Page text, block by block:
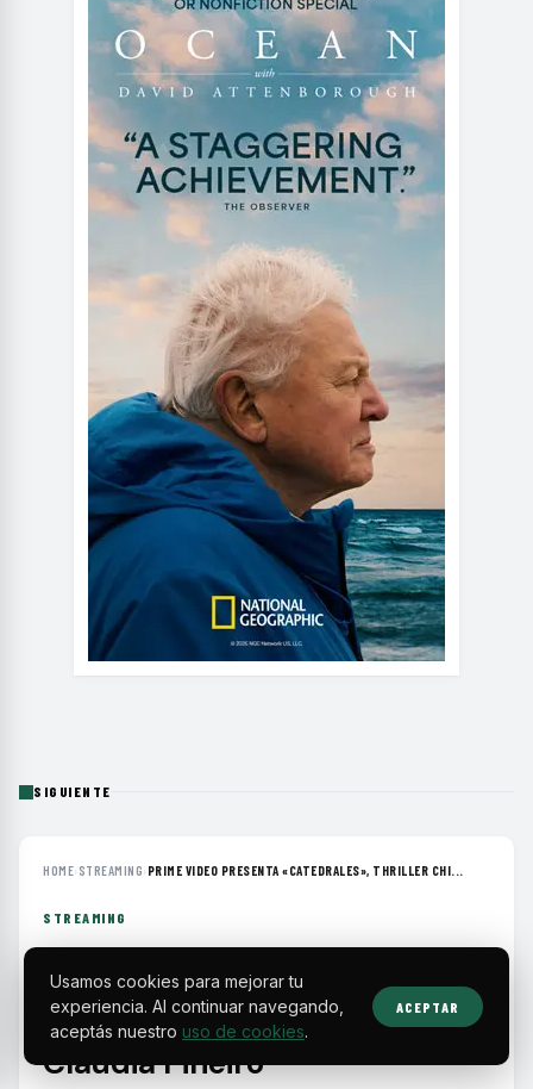
SIGUIENTE
HOME› STREAMING› PRIME VIDEO PRESENTA «CATEDRALES», THRILLER CHI...
STREAMING
«Catedrales», thriller chileno
basado en la novela de
Claudia Piñeiro
Usamos cookies para mejorar tu
experiencia. Al continuar navegando,
aceptás nuestro uso de cookies.
ACEPTAR